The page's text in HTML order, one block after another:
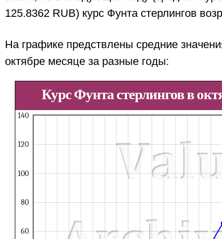
125.8362 RUB) курс Фунта стерлингов
На графике предствлены средние
октябре месяце за разные годы:
Курс Фунта стерлингов в
60
80
100
120
140